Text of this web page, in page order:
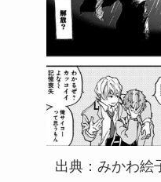
出典：みかわ絵